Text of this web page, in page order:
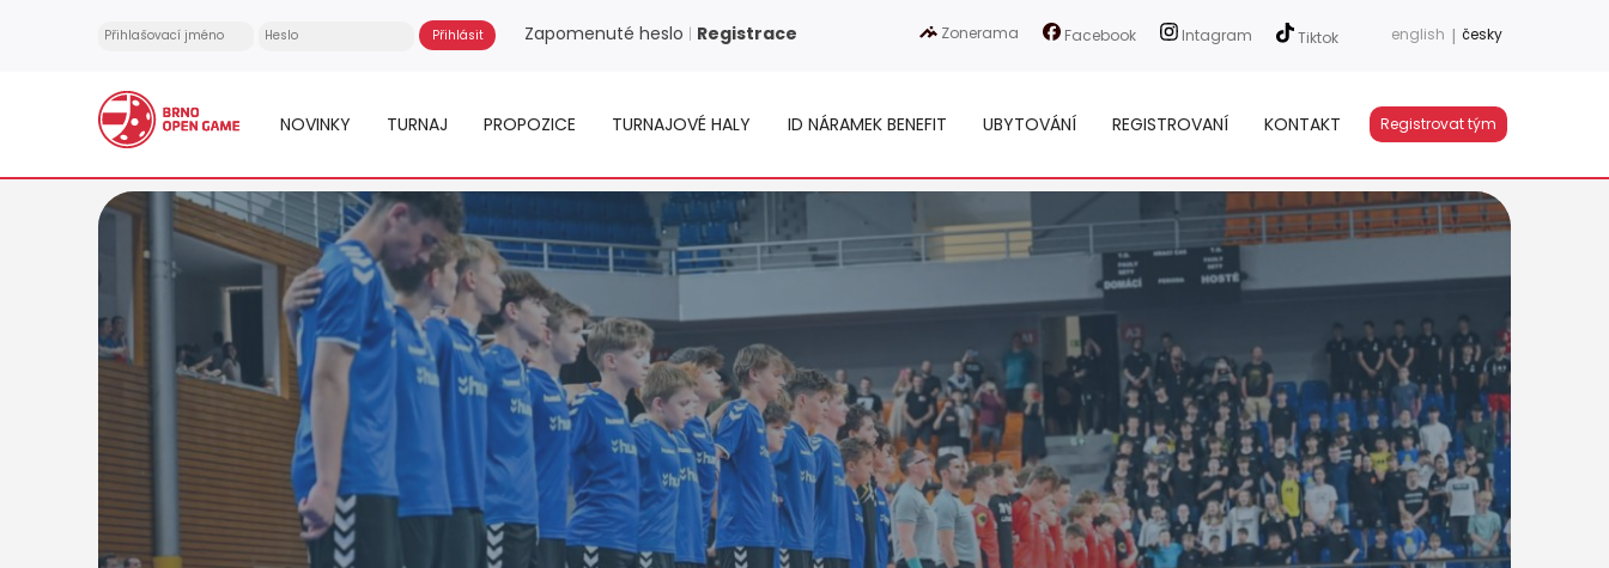
Zapomenuté heslo | Registrace Zonerama Facebook Intagram Tiktok english | česky
NOVINKY TURNAJ PROPOZICE TURNAJOVÉ HALY ID NÁRAMEK BENEFIT UBYTOVÁNÍ REGISTROVANÍ KONTAKT Registrovat tým